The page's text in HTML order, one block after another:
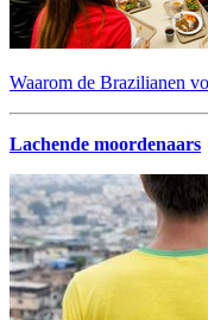
Waarom de Brazilianen
Lachende moordenaars